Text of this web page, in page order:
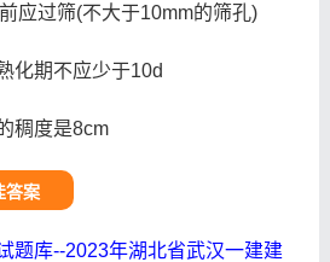
应过筛(不大于10mm的筛孔)
化期不应少于10d
稠度是8cm
答案
题库--2023年湖北省武汉一建建